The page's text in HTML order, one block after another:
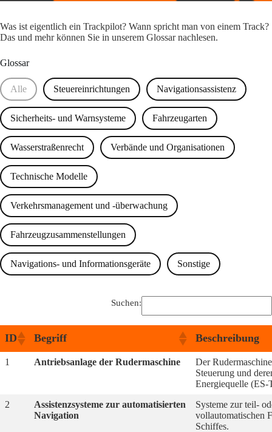
Was ist eigentlich ein Trackpilot? Wann spricht man von einem Track?
Das und mehr können Sie in unserem Glossar nachlesen.
Glossar
Alle Steuereinrichtungen Navigationsassistenz
Sicherheits- und Warnsysteme Fahrzeugarten
Wasserstraßenrecht Verbände und Organisationen
Technische Modelle
Verkehrsmanagement und -überwachung
Fahrzeugzusammenstellungen
Navigations- und Informationsgeräte Sonstige
Suchen:
ID Begriff Beschreibung
1 Antriebsanlage der Rudermaschine
Der
Steuerung und
Energiequelle
2
Assistenzsysteme zur automatisierten
Navigation
Systeme zur teil-
vollautomatischen
Schiffes.